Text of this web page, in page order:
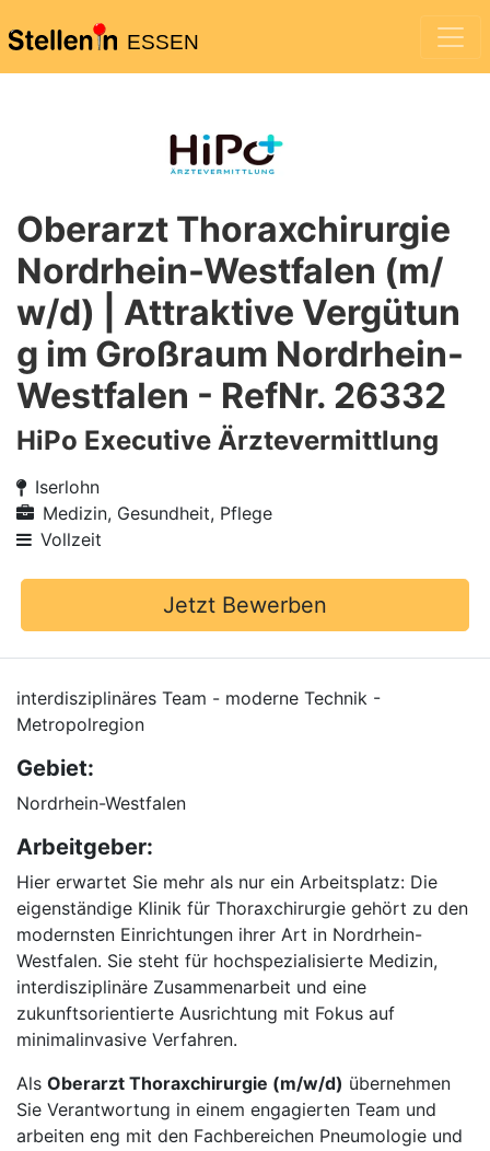
ESSEN
Oberarzt Thoraxchirurgie
Nordrhein-Westfalen (m/
w/d) | Attraktive Vergütun
g im Großraum Nordrhein-
Westfalen - RefNr. 26332
HiPo Executive Ärztevermittlung
Iserlohn
Medizin, Gesundheit, Pflege
Vollzeit
Jetzt Bewerben
interdisziplinäres Team - moderne Technik -
Metropolregion
Gebiet:
Nordrhein-Westfalen
Arbeitgeber:
Hier erwartet Sie mehr als nur ein Arbeitsplatz: Die
eigenständige Klinik für Thoraxchirurgie gehört zu den
modernsten Einrichtungen ihrer Art in Nordrhein-
Westfalen. Sie steht für hochspezialisierte Medizin,
interdisziplinäre Zusammenarbeit und eine
zukunftsorientierte Ausrichtung mit Fokus auf
minimalinvasive Verfahren.
Als Oberarzt Thoraxchirurgie (m/w/d) übernehmen
Sie Verantwortung in einem engagierten Team und
arbeiten eng mit den Fachbereichen Pneumologie und